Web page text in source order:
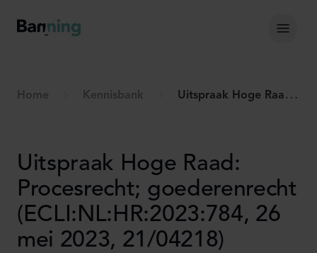
Home Kennisbank Uitspraak Hoge Raad: Procesrecht; goederenrecht (ECLI:NL:HR:2023:784, 26 mei 2023, 21/04218)
Uitspraak Hoge Raad:
Procesrecht; goederenrecht
(ECLI:NL:HR:2023:784, 26
mei 2023, 21/04218)